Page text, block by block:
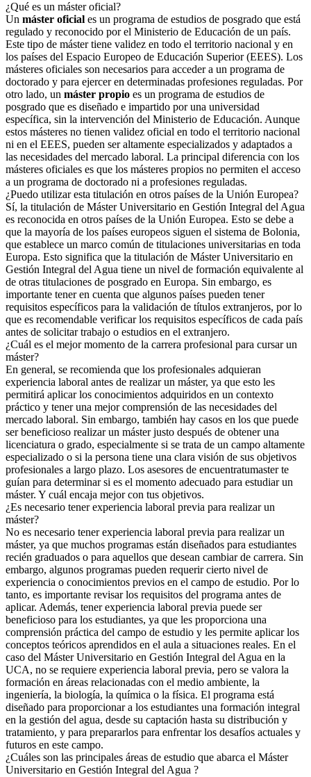
¿Qué es un máster oficial?
Un máster oficial es un programa de estudios de posgrado que está
regulado y reconocido por el Ministerio de Educación de un país.
Este tipo de máster tiene validez en todo el territorio nacional y en
los países del Espacio Europeo de Educación Superior (EEES). Los
másteres oficiales son necesarios para acceder a un programa de
doctorado y para ejercer en determinadas profesiones reguladas. Por
otro lado, un máster propio es un programa de estudios de
posgrado que es diseñado e impartido por una universidad
específica, sin la intervención del Ministerio de Educación. Aunque
estos másteres no tienen validez oficial en todo el territorio nacional
ni en el EEES, pueden ser altamente especializados y adaptados a
las necesidades del mercado laboral. La principal diferencia con los
másteres oficiales es que los másteres propios no permiten el acceso
a un programa de doctorado ni a profesiones reguladas.
¿Puedo utilizar esta titulación en otros países de la Unión Europea?
Sí, la titulación de Máster Universitario en Gestión Integral del Agua
es reconocida en otros países de la Unión Europea. Esto se debe a
que la mayoría de los países europeos siguen el sistema de Bolonia,
que establece un marco común de titulaciones universitarias en toda
Europa. Esto significa que la titulación de Máster Universitario en
Gestión Integral del Agua tiene un nivel de formación equivalente al
de otras titulaciones de posgrado en Europa. Sin embargo, es
importante tener en cuenta que algunos países pueden tener
requisitos específicos para la validación de títulos extranjeros, por lo
que es recomendable verificar los requisitos específicos de cada país
antes de solicitar trabajo o estudios en el extranjero.
¿Cuál es el mejor momento de la carrera profesional para cursar un
máster?
En general, se recomienda que los profesionales adquieran
experiencia laboral antes de realizar un máster, ya que esto les
permitirá aplicar los conocimientos adquiridos en un contexto
práctico y tener una mejor comprensión de las necesidades del
mercado laboral. Sin embargo, también hay casos en los que puede
ser beneficioso realizar un máster justo después de obtener una
licenciatura o grado, especialmente si se trata de un campo altamente
especializado o si la persona tiene una clara visión de sus objetivos
profesionales a largo plazo. Los asesores de encuentratumaster te
guían para determinar si es el momento adecuado para estudiar un
máster. Y cuál encaja mejor con tus objetivos.
¿Es necesario tener experiencia laboral previa para realizar un
máster?
No es necesario tener experiencia laboral previa para realizar un
máster, ya que muchos programas están diseñados para estudiantes
recién graduados o para aquellos que desean cambiar de carrera. Sin
embargo, algunos programas pueden requerir cierto nivel de
experiencia o conocimientos previos en el campo de estudio. Por lo
tanto, es importante revisar los requisitos del programa antes de
aplicar. Además, tener experiencia laboral previa puede ser
beneficioso para los estudiantes, ya que les proporciona una
comprensión práctica del campo de estudio y les permite aplicar los
conceptos teóricos aprendidos en el aula a situaciones reales. En el
caso del Máster Universitario en Gestión Integral del Agua en la
UCA, no se requiere experiencia laboral previa, pero se valora la
formación en áreas relacionadas con el medio ambiente, la
ingeniería, la biología, la química o la física. El programa está
diseñado para proporcionar a los estudiantes una formación integral
en la gestión del agua, desde su captación hasta su distribución y
tratamiento, y para prepararlos para enfrentar los desafíos actuales y
futuros en este campo.
¿Cuáles son las principales áreas de estudio que abarca el Máster
Universitario en Gestión Integral del Agua ?